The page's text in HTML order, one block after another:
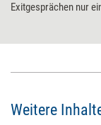
Exitgesprächen nur
Weitere